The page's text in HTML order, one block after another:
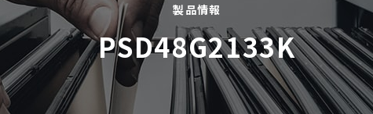
製品情報
PSD48G2133K